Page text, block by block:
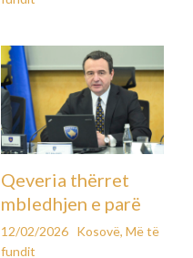
Qeveria thërret
mbledhjen e parë
12/02/2026 Kosovë, Më të
fundit